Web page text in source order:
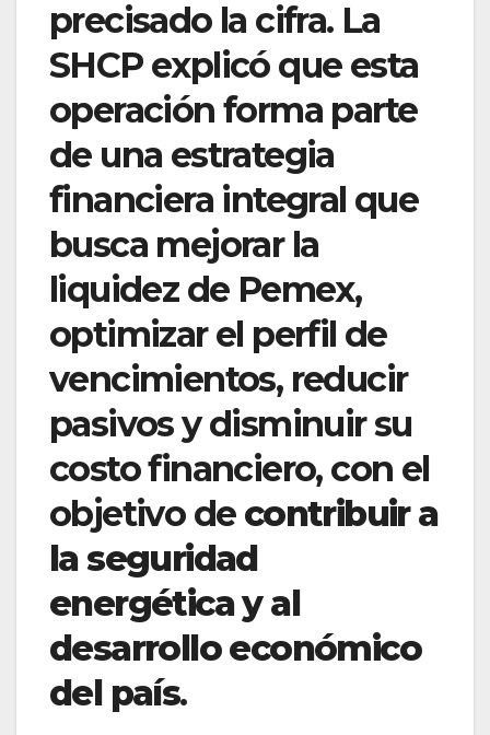
precisado la cifra. La
SHCP explicó que esta
operación forma parte
de una estrategia
financiera integral que
busca mejorar la
liquidez de Pemex,
optimizar el perfil de
vencimientos, reducir
pasivos y disminuir su
costo financiero, con el
objetivo de contribuir a
la seguridad
energética y al
desarrollo económico
del país.